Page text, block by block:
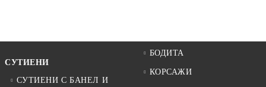
СУТИЕНИ
СУТИЕНИ С БАНЕЛ И
БОДИТА
КОРСАЖИ